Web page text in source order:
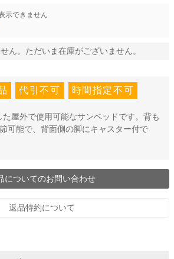
示できません
ん。ただいま在庫がございません。
代引不可 時間指定不可
屋外で使用可能なサンベッドです。背も
可能で、背面側の脚にキャスター付で
についてのお問い合わせ
返品特約について